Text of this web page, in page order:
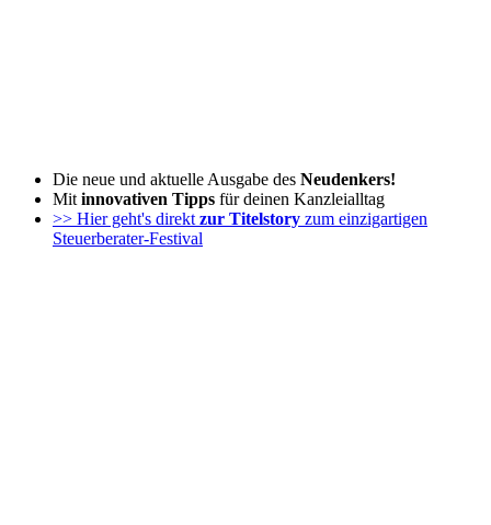
Die neue und aktuelle Ausgabe des Neudenkers!
Mit innovativen Tipps für deinen Kanzleialltag
>> Hier geht's direkt zur Titelstory zum einzigartigen
Steuerberater-Festival